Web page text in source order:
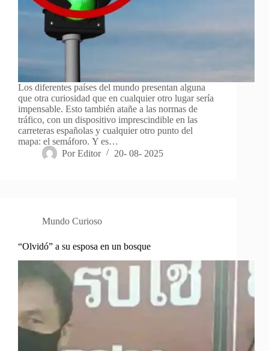
Los diferentes países del mundo presentan alguna
que otra curiosidad que en cualquier otro lugar sería
impensable. Esto también atañe a las normas de
tráfico, con un dispositivo imprescindible en las
carreteras españolas y cualquier otro punto del
mapa: el semáforo. Y es…
Por Editor 20- 08- 2025
Mundo Curioso
“Olvidó” a su esposa en un bosque